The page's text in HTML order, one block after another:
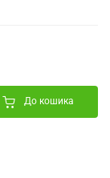
До кошика